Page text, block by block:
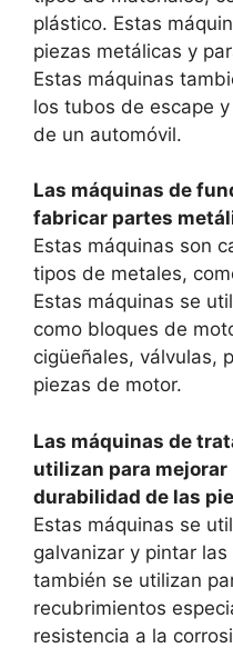
plástico. Estas
piezas metálicas y
Estas máquinas
los tubos de escape
de un automóvil.
Las máquinas de
fabricar partes
Estas máquinas son
tipos de metales,
Estas máquinas se
como bloques de
cigüeñales, válvulas,
piezas de motor.
Las máquinas de
utilizan para
durabilidad de las
Estas máquinas se
galvanizar y pintar
también se utilizan
recubrimientos
resistencia a la